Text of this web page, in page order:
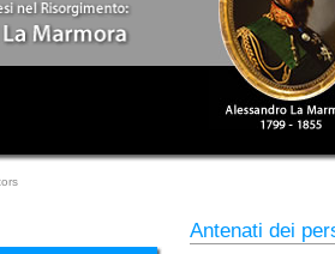
Antenati dei